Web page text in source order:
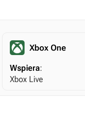
Xbox One
Wspiera:
Xbox Live